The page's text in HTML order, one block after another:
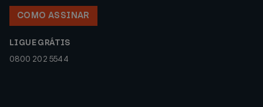
COMO ASSINAR
LIGUE GRÁTIS
0800 202 5544